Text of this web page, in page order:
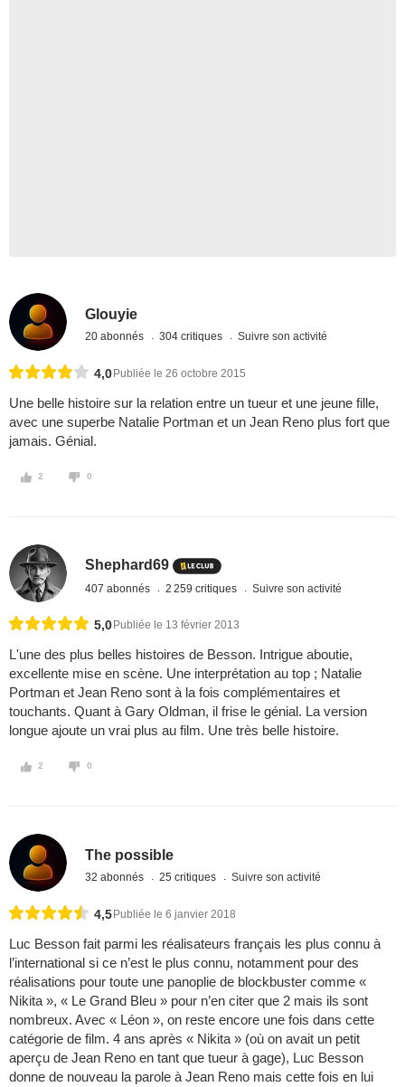
Glouyie
20 abonnés 304 critiques Suivre son activité
4,0 Publiée le 26 octobre 2015
Une belle histoire sur la relation entre un tueur et une jeune fille,
avec une superbe Natalie Portman et un Jean Reno plus fort que
jamais. Génial.
2 0
Shephard69
407 abonnés 2 259 critiques Suivre son activité
5,0 Publiée le 13 février 2013
L'une des plus belles histoires de Besson. Intrigue aboutie,
excellente mise en scène. Une interprétation au top ; Natalie
Portman et Jean Reno sont à la fois complémentaires et
touchants. Quant à Gary Oldman, il frise le génial. La version
longue ajoute un vrai plus au film. Une très belle histoire.
2 0
The possible
32 abonnés 25 critiques Suivre son activité
4,5 Publiée le 6 janvier 2018
Luc Besson fait parmi les réalisateurs français les plus connu à
l’international si ce n’est le plus connu, notamment pour des
réalisations pour toute une panoplie de blockbuster comme «
Nikita », « Le Grand Bleu » pour n’en citer que 2 mais ils sont
nombreux. Avec « Léon », on reste encore une fois dans cette
catégorie de film. 4 ans après « Nikita » (où on avait un petit
aperçu de Jean Reno en tant que tueur à gage), Luc Besson
donne de nouveau la parole à Jean Reno mais cette fois en lui